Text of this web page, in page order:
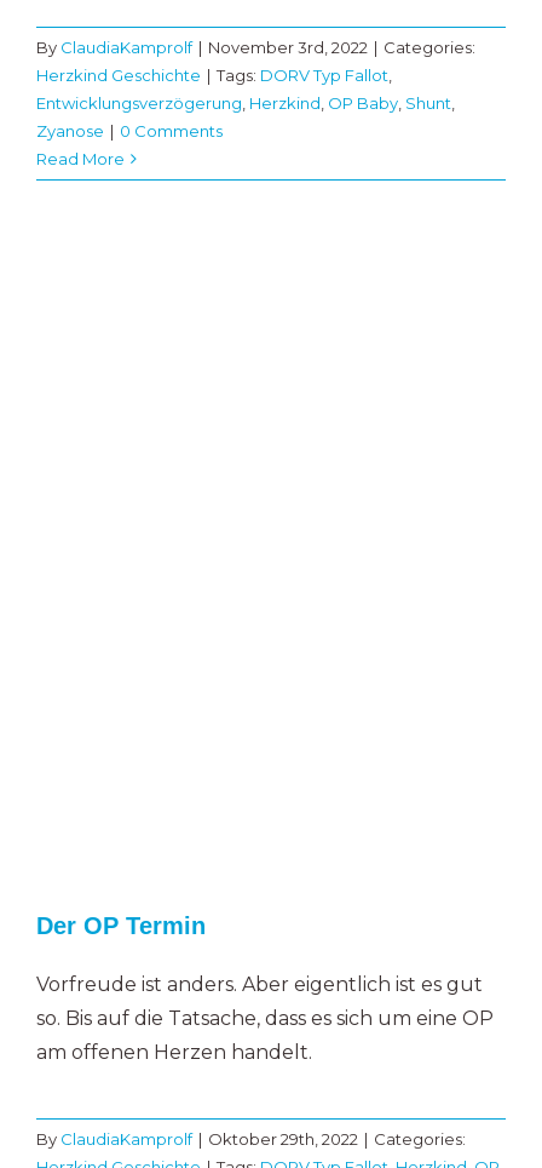
By ClaudiaKamprolf | November 3rd, 2022 | Categories:
Herzkind Geschichte | Tags: DORV Typ Fallot
Entwicklungsverzögerung Herzkind OP Baby, Shunt
Zyanose | 0 Comments
Read More
Der OP Termin
Vorfreude ist anders. Aber eigentlich ist es gut
so. Bis auf die Tatsache, dass es sich um eine OP
am offenen Herzen handelt.
By ClaudiaKamprolf | Oktober 29th, 2022 | Categories: